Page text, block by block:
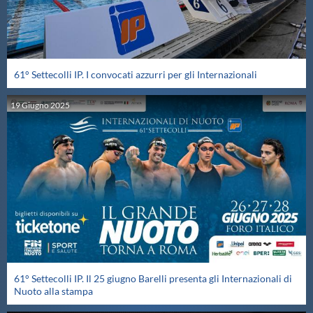
Videogallery
Intranet
Webmail
Contatti
Mappa del sito
61° Settecolli IP. I convocati azzurri per gli Internazionali
19Giugno2025
61° Settecolli IP. Il 25 giugno Barelli presenta gli Internazionali di
Nuoto alla stampa